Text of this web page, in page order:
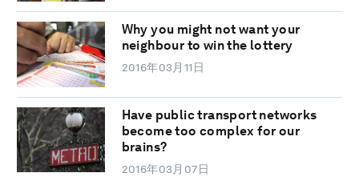
Why you might not want your
neighbour to win the lottery
2016年03月11日
Have public transport networks
become too complex for our
brains?
2016年03月07日